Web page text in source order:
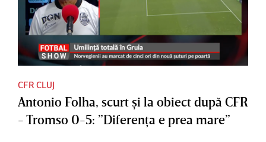
CFR CLUJ
Antonio Folha, scurt şi la obiect după CFR
- Tromso 0-5: ”Diferenţa e prea mare”